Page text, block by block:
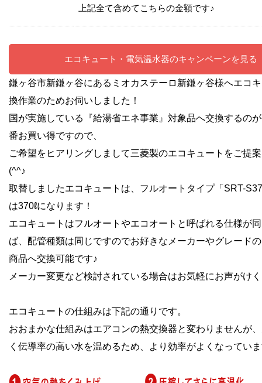
上記全て含めてこちらの金額です♪
エコキュート・電気温水器のキャンペーンを見る
鎌ヶ谷市新鎌ヶ谷にあるミオカステーロ新鎌ヶ谷様へエコ
換作業のためお伺いしました！
国が実施している『給湯省エネ事業』対象品へ交換するの
番お買い得ですので、
ご希望をヒアリングしまして三菱製のエコキュートをご提
(^^♪
取替しましたエコキュートは、フルオートタイプ「SRT-
は370ℓになります！
エコキュートはフルオートやエコオートと呼ばれる仕様が
ば、配管種類は同じですのでお好きなメーカーやグレードの
商品へ交換可能です♪
メーカー変更など検討されている場合はお気軽にお声がけ
エコキュートの仕組みは下記の通りです。
おおまかな仕組みはエアコンの熱交換器と変わりませんが
く伝導率の高い水を温めるため、より効率がよくなってい